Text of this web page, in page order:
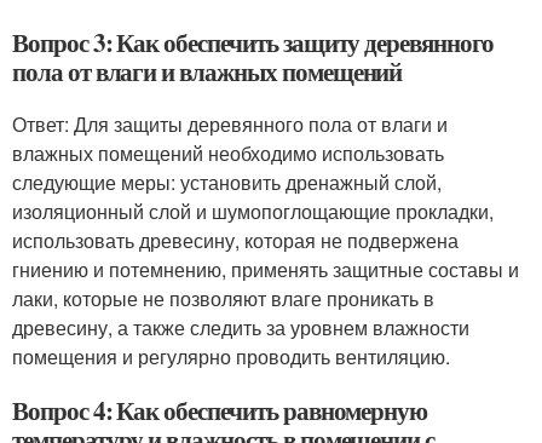
Вопрос 3: Как обеспечить защиту деревянного
пола от влаги и влажных помещений
Ответ: Для защиты деревянного пола от влаги и
влажных помещений необходимо использовать
следующие меры: установить дренажный слой,
изоляционный слой и шумопоглощающие прокладки,
использовать древесину, которая не подвержена
гниению и потемнению, применять защитные составы и
лаки, которые не позволяют влаге проникать в
древесину, а также следить за уровнем влажности
помещения и регулярно проводить вентиляцию.
Вопрос 4: Как обеспечить равномерную